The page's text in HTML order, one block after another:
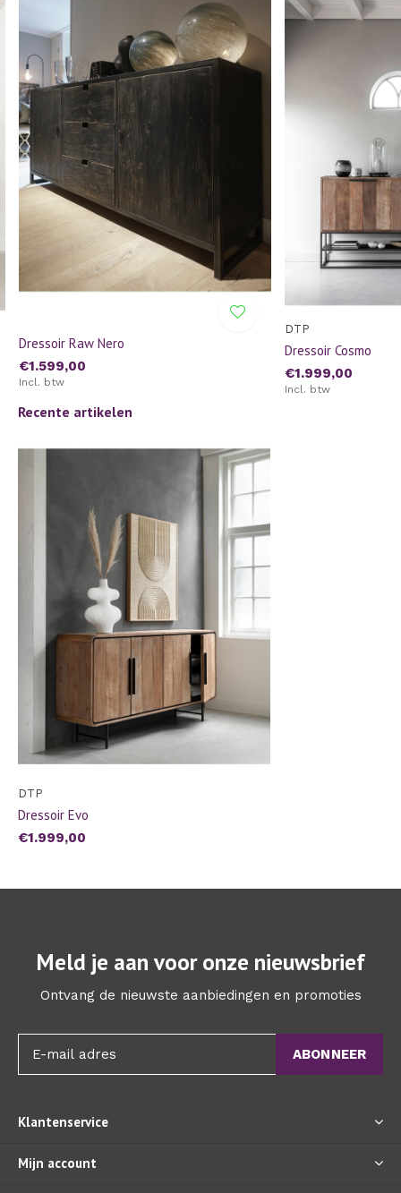
Dressoir Raw Nero
€1.599,00
Incl. btw
DTP
Dressoir Cosmo
€1.999,00
Incl. btw
Recente artikelen
DTP
Dressoir Evo
€1.999,00
Meld je aan voor onze nieuwsbrief
Ontvang de nieuwste aanbiedingen en promoties
ABONNEER
Klantenservice
Mijn account